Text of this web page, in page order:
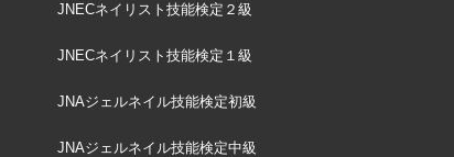
JNECネイリスト技能検定２級
JNECネイリスト技能検定１級
JNAジェルネイル技能検定初級
JNAジェルネイル技能検定中級